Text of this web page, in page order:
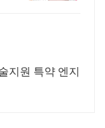
지원 특약 엔지